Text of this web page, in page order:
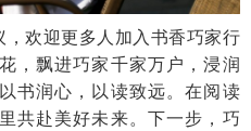
欢迎更多人加入书香巧家行
，飘进巧家千家万户，浸润
书润心，以读致远。在阅读
共赴美好未来。下一步，巧